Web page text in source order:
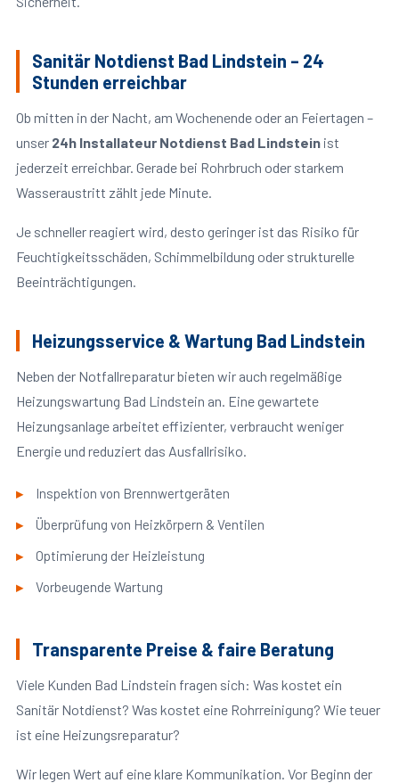
Sanitär Notdienst Bad Lindstein – 24
Stunden erreichbar
Ob mitten in der Nacht, am Wochenende oder an Feiertagen –
unser 24h Installateur Notdienst Bad Lindsteinist
jederzeit erreichbar. Gerade bei Rohrbruch oder starkem
Wasseraustritt zählt jede Minute.
Je schneller reagiert wird, desto geringer ist das Risiko für
Feuchtigkeitsschäden, Schimmelbildung oder strukturelle
Beeinträchtigungen.
Heizungsservice & Wartung Bad Lindstein
Neben der Notfallreparatur bieten wir auch regelmäßige
Heizungswartung Bad Lindstein an. Eine gewartete
Heizungsanlage arbeitet effizienter, verbraucht weniger
Energie und reduziert das Ausfallrisiko.
Inspektion von Brennwertgeräten
Überprüfung von Heizkörpern & Ventilen
Optimierung der Heizleistung
Vorbeugende Wartung
Transparente Preise & faire Beratung
Viele Kunden Bad Lindstein fragen sich: Was kostet ein
Sanitär Notdienst? Was kostet eine Rohrreinigung? Wie teuer
ist eine Heizungsreparatur?
Wir legen Wert auf eine klare Kommunikation. Vor Beginn der